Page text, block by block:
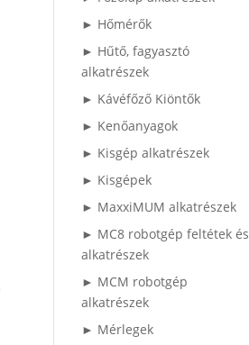
► Hőmérők
► Hűtő, fagyasztó
alkatrészek
► Kávéfőző Kiöntők
► Kenőanyagok
► Kisgép alkatrészek
► Kisgépek
► MaxxiMUM alkatrészek
► MC8 robotgép feltétek és
alkatrészek
► MCM robotgép
alkatrészek
► Mérlegek